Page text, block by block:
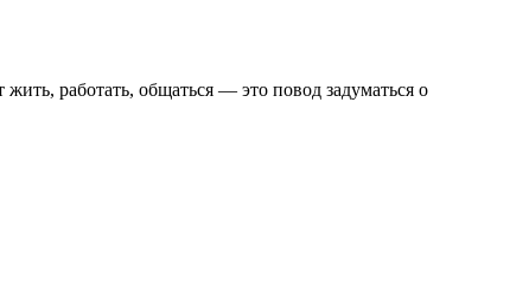
работать, общаться — это повод задуматься о